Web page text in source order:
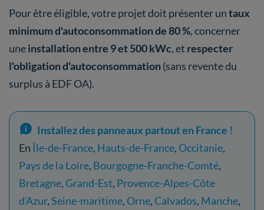
Pour être éligible, votre projet doit présenter untaux
minimum d'autoconsommation de 80 %, concerner
uneinstallation entre 9 et 500 kWc, et respecter
l'obligation d'autoconsommation(sans revente du
surplus à EDF OA).
Installez des panneaux partout en France !
EnÎle-de-France, Hauts-de-France, Occitanie,
Pays de la Loire, Bourgogne-Franche-Comté,
Bretagne, Grand-Est, Provence-Alpes-Côte
d’Azur,Seine-maritime, Orne, Calvados, Manche,